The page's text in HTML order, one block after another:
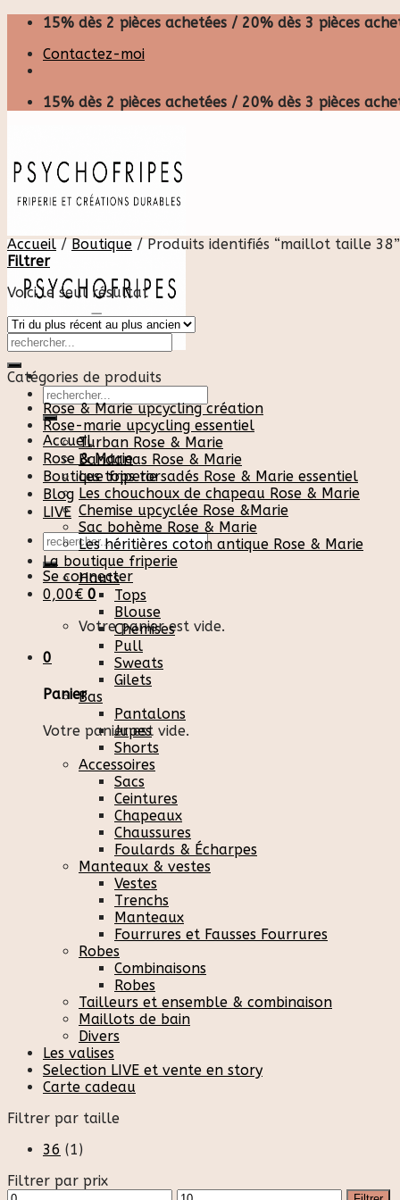
Skip
content
15% dès 2 pièces achetées / 20% dès 3 pièces
Contactez-moi
15% dès 2 pièces achetées / 20% dès 3 pièces
Recherche
pour :
Accueil
Rose & Marie
Boutique friperie
Blog
LIVE
Recherche
pour :
Se connecter
0,00€ 0
Votre panier est vide.
0
Panier
Votre panier est vide.
Accueil / Boutique /Produits identifiés “maillot taille 38”
Filtrer
Voici le seul résultat
Catégories de produits
Rose & Marie upcycling création
Rose-marie upcycling essentiel
Turban Rose & Marie
Bandanas Rose & Marie
Les tops torsadés Rose & Marie essentiel
Les chouchoux de chapeau Rose & Marie
Chemise upcyclée Rose &Marie
Sac bohème Rose & Marie
Les héritières coton antique Rose & Marie
La boutique friperie
Hauts
Tops
Blouse
Chemises
Pull
Sweats
Gilets
Bas
Pantalons
Jupes
Shorts
Accessoires
Sacs
Ceintures
Chapeaux
Chaussures
Foulards & Écharpes
Manteaux & vestes
Vestes
Trenchs
Manteaux
Fourrures et Fausses Fourrures
Robes
Combinaisons
Robes
Tailleurs et ensemble & combinaison
Maillots de bain
Divers
Les valises
Selection LIVE et vente en story
Carte cadeau
Filtrer par taille
36 (1)
Filtrer par prix